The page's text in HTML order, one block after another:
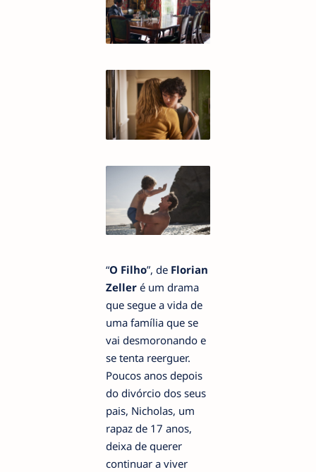
“O Filho”, de Florian
Zeller é um drama
que segue a vida de
uma família que se
vai desmoronando e
se tenta reerguer.
Poucos anos depois
do divórcio dos seus
pais, Nicholas, um
rapaz de 17 anos,
deixa de querer
continuar a viver